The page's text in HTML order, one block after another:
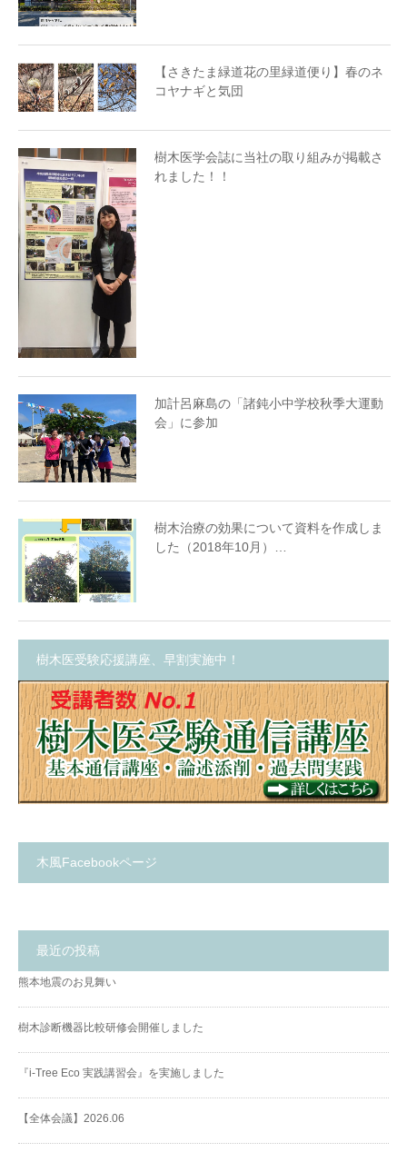
【さきたま緑道花の里緑道便り】春のネ
コヤナギと気団
樹木医学会誌に当社の取り組みが掲載さ
れました！！
加計呂麻島の「諸鈍小中学校秋季大運動
会」に参加
樹木治療の効果について資料を作成しま
した（2018年10月）…
樹木医受験応援講座、早割実施中！
木風Facebookページ
最近の投稿
熊本地震のお見舞い
樹木診断機器比較研修会開催しました
『i-Tree Eco 実践講習会』を実施しました
【全体会議】2026.06